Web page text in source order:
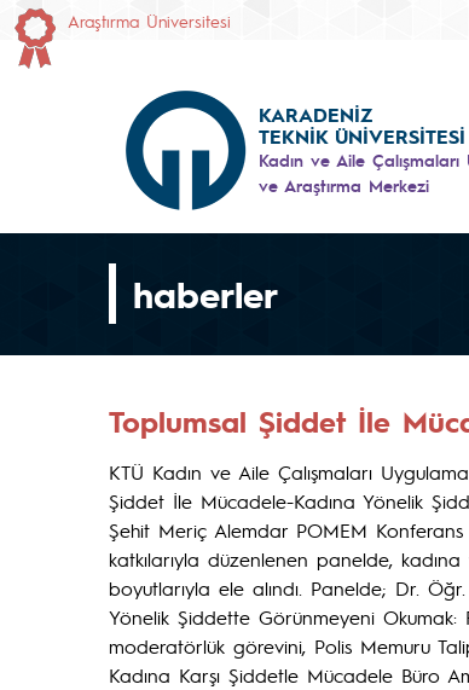
Araştırma Üniversitesi
KARADENİZ
TEKNİK ÜNİVERSİTESİ
Kadın ve Aile
ve Araştırma Merkezi
haberler
Toplumsal Şiddet İle
KTÜ Kadın ve Aile Çalışmaları
Şiddet İle Mücadele-Kadına Yönelik
Şehit Meriç Alemdar POMEM Konferans
katkılarıyla düzenlenen panelde,
boyutlarıyla ele alındı. Panelde; Dr.
Yönelik Şiddette Görünmeyeni Okumak:
moderatörlük görevini, Polis Memuru
Kadına Karşı Şiddetle Mücadele Büro